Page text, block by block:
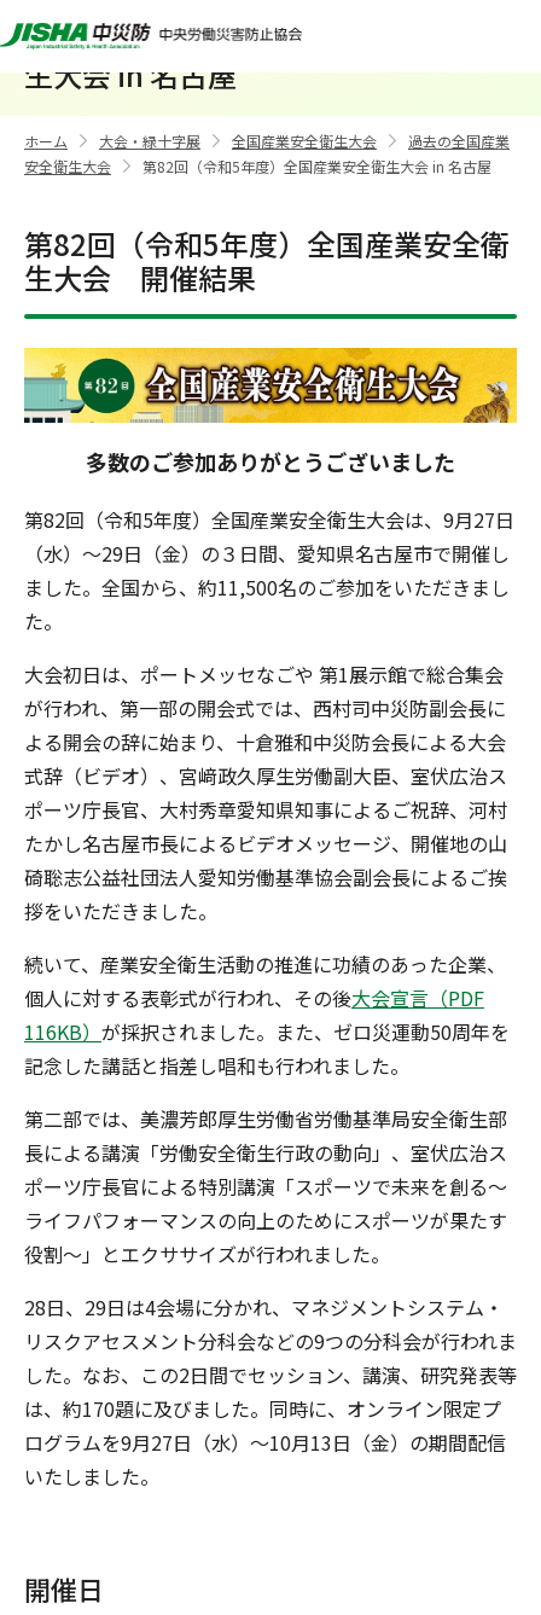
第82回（令和5年度）全国産業安全衛
生大会 in 名古屋
ホーム >大会・緑十字展 >全国産業安全衛生大会 >過去の全国産業
安全衛生大会
>
第82回（令和5年度）全国産業安全衛生大会 in 名古屋
第82回（令和5年度）全国産業安全衛
生大会 開催結果
多数のご参加ありがとうございました
第82回（令和5年度）全国産業安全衛生大会は、9月27日
（水）～29日（金）の３日間、愛知県名古屋市で開催し
ました。全国から、約11,500名のご参加をいただきまし
た。
大会初日は、ポートメッセなごや 第1展示館で総合集会
が行われ、第一部の開会式では、西村司中災防副会長に
よる開会の辞に始まり、十倉雅和中災防会長による大会
式辞（ビデオ）、宮﨑政久厚生労働副大臣、室伏広治ス
ポーツ庁長官、大村秀章愛知県知事によるご祝辞、河村
たかし名古屋市長によるビデオメッセージ、開催地の山
碕聡志公益社団法人愛知労働基準協会副会長によるご挨
拶をいただきました。
続いて、産業安全衛生活動の推進に功績のあった企業、
個人に対する表彰式が行われ、その後大会宣言（PDF
116KB） が採択されました。また、ゼロ災運動50周年を
記念した講話と指差し唱和も行われました。
第二部では、美濃芳郎厚生労働省労働基準局安全衛生部
長による講演「労働安全衛生行政の動向」、室伏広治ス
ポーツ庁長官による特別講演「スポーツで未来を創る～
ライフパフォーマンスの向上のためにスポーツが果たす
役割～」とエクササイズが行われました。
28日、29日は4会場に分かれ、マネジメントシステム・
リスクアセスメント分科会などの9つの分科会が行われま
した。なお、この2日間でセッション、講演、研究発表等
は、約170題に及びました。同時に、オンライン限定プ
ログラムを9月27日（水）～10月13日（金）の期間配信
いたしました。
開催日